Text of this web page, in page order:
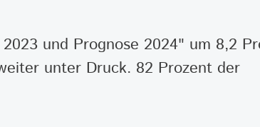
und Prognose 2024" um 8,2
unter Druck. 82 Prozent der